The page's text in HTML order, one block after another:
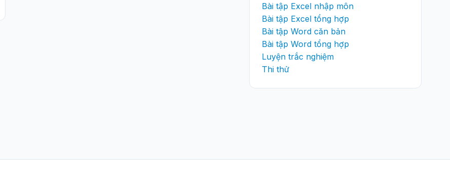
Bài tập Excel nhập môn
Bài tập Excel tổng hợp
Bài tập Word căn bản
Bài tập Word tổng hợp
Luyện trắc nghiệm
Thi thử